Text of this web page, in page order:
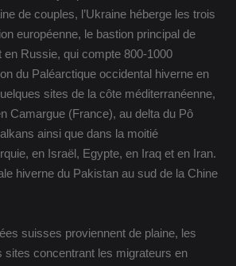
de couples, l’Ukraine héberge les trois
européenne, le bastion principal de
en Russie, qui compte 800-1000
du Paléarctique occidental hiverne en
sites de la côte méditerranéenne,
Camargue (France), au delta du Pô
ainsi que dans la moitié
en Israël, Egypte, en Iraq et en Iran.
hiverne du Pakistan au sud de la Chine
suisses proviennent de plaine, les
sites concentrant les migrateurs en